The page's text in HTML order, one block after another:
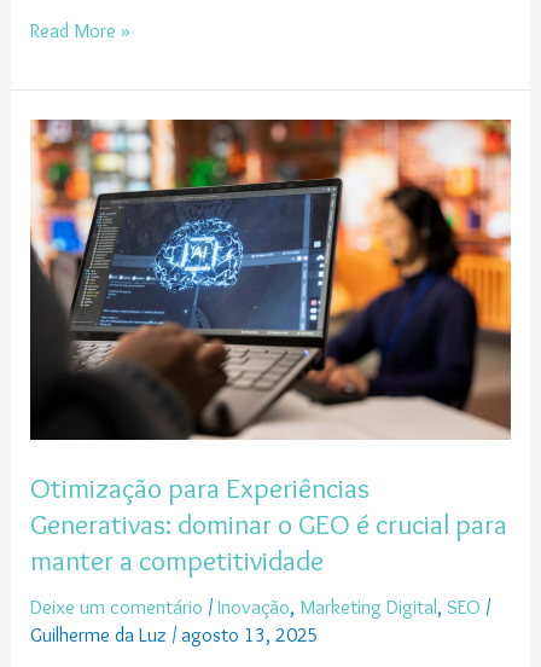
Read More »
Otimização para Experiências
Generativas: dominar o GEO é crucial para
manter a competitividade
Deixe um comentário /Inovação, Marketing Digital, SEO /
Guilherme da Luz /agosto 13, 2025
Otimização
para
Experiências
Generativas:
dominar
o
GEO
crucial
competitividade